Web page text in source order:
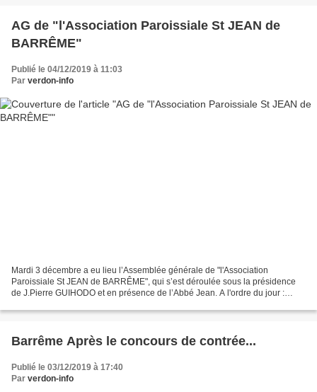
AG de "l'Association Paroissiale St JEAN de
BARRÊME"
Publié le 04/12/2019 à 11:03
Par verdon-info
Mardi 3 décembre a eu lieu l’Assemblée générale de "l'Association
Paroissiale St JEAN de BARRÊME", qui s’est déroulée sous la présidence
de J.Pierre GUIHODO et en présence de l’Abbé Jean. A l'ordre du jour :
Barrême Après le concours de contrée...
Publié le 03/12/2019 à 17:40
Par verdon-info